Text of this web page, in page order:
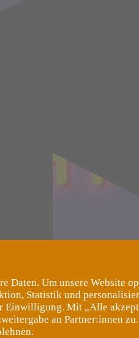
Daten. Um unsere Website
Statistik und
Einwilligung. Mit „Alle
an Partner:innen